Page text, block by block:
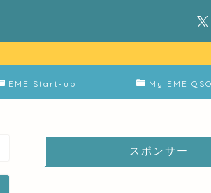
EME Start-up My EME
スポンサー